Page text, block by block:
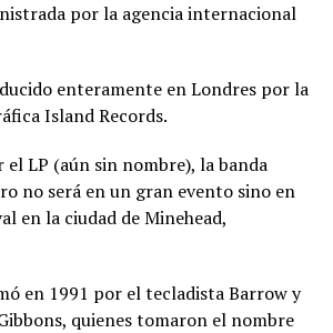
por la agencia internacional
enteramente en Londres por la
Island Records.
LP (aún sin nombre), la banda
no será en un gran evento sino en
en la ciudad de Minehead,
en 1991 por el tecladista Barrow y
quienes tomaron el nombre